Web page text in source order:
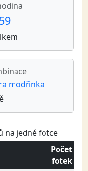
modřinka
na jedné fotce
Počet
fotek